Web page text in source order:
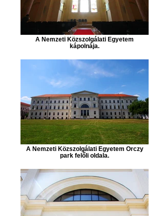
A Nemzeti Közszolgálati Egyetem
kápolnája.
A Nemzeti Közszolgálati Egyetem Orczy
park felőli oldala.